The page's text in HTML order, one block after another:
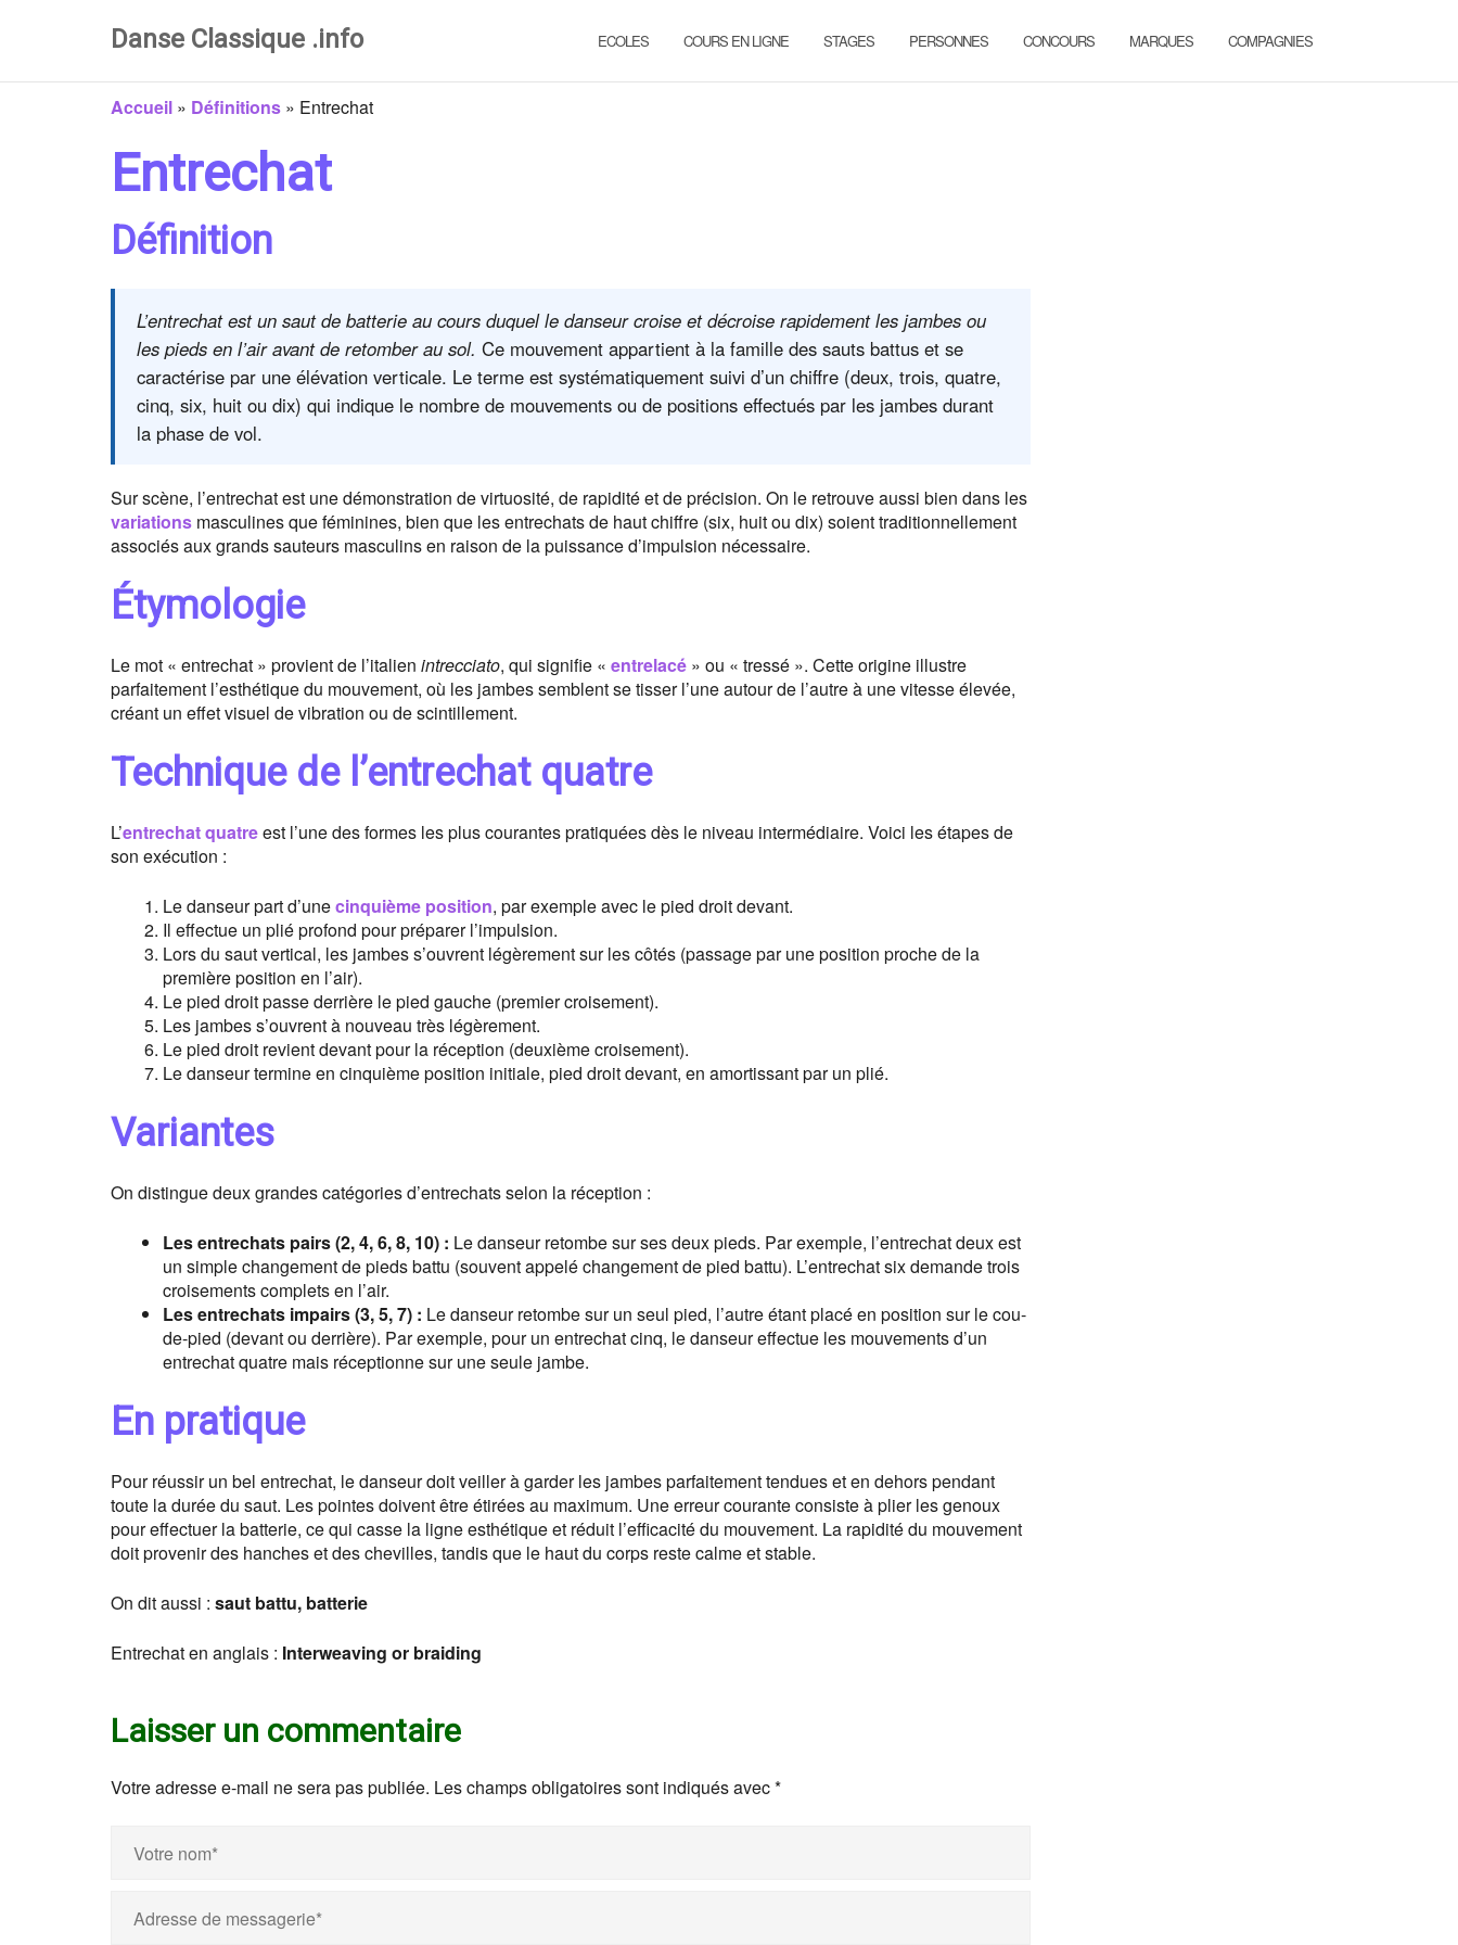
Danse Classique .info ECOLES COURS EN LIGNE STAGES PERSONNES CONCOURS MARQUES COMPAGNIES
Accueil » Définitions » Entrechat
Entrechat
Définition
L’entrechat est un saut de batterie au cours duquel le danseur croise et décroise rapidement les jambes ou
les pieds en l’air avant de retomber au sol. Ce mouvement appartient à la famille des sauts battus et se
caractérise par une élévation verticale. Le terme est systématiquement suivi d’un chiffre (deux, trois, quatre,
cinq, six, huit ou dix) qui indique le nombre de mouvements ou de positions effectués par les jambes durant
la phase de vol.
Sur scène, l’entrechat est une démonstration de virtuosité, de rapidité et de précision. On le retrouve aussi bien dans les
variations masculines que féminines, bien que les entrechats de haut chiffre (six, huit ou dix) soient traditionnellement
associés aux grands sauteurs masculins en raison de la puissance d’impulsion nécessaire.
Étymologie
Le mot « entrechat » provient de l’italien intrecciato, qui signifie « entrelacé » ou « tressé ». Cette origine illustre
parfaitement l’esthétique du mouvement, où les jambes semblent se tisser l’une autour de l’autre à une vitesse élevée,
créant un effet visuel de vibration ou de scintillement.
Technique de l’entrechat quatre
L’entrechat quatreest l’une des formes les plus courantes pratiquées dès le niveau intermédiaire. Voici les étapes de
son exécution :
Le danseur part d’unecinquième position, par exemple avec le pied droit devant.
Il effectue un plié profond pour préparer l’impulsion.
Lors du saut vertical, les jambes s’ouvrent légèrement sur les côtés (passage par une position proche de la
première position en l’air).
Le pied droit passe derrière le pied gauche (premier croisement).
Les jambes s’ouvrent à nouveau très légèrement.
Le pied droit revient devant pour la réception (deuxième croisement).
Le danseur termine en cinquième position initiale, pied droit devant, en amortissant par un plié.
Variantes
On distingue deux grandes catégories d’entrechats selon la réception :
Les entrechats pairs (2, 4, 6, 8, 10) : Le danseur retombe sur ses deux pieds. Par exemple, l’entrechat deux est
un simple changement de pieds battu (souvent appelé changement de pied battu). L’entrechat six demande trois
croisements complets en l’air.
Les entrechats impairs (3, 5, 7) : Le danseur retombe sur un seul pied, l’autre étant placé en position sur le cou-
de-pied (devant ou derrière). Par exemple, pour un entrechat cinq, le danseur effectue les mouvements d’un
entrechat quatre mais réceptionne sur une seule jambe.
En pratique
Pour réussir un bel entrechat, le danseur doit veiller à garder les jambes parfaitement tendues et en dehors pendant
toute la durée du saut. Les pointes doivent être étirées au maximum. Une erreur courante consiste à plier les genoux
pour effectuer la batterie, ce qui casse la ligne esthétique et réduit l’efficacité du mouvement. La rapidité du mouvement
doit provenir des hanches et des chevilles, tandis que le haut du corps reste calme et stable.
On dit aussi : saut battu, batterie
Entrechat en anglais : Interweaving or braiding
Laisser un commentaire
Votre adresse e-mail ne sera pas publiée. Les champs obligatoires sont indiqués avec*